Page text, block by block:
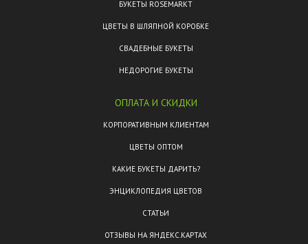
БУКЕТЫ ROSEMARKT
ЦВЕТЫ В ШЛЯПНОЙ КОРОБКЕ
СВАДЕБНЫЕ БУКЕТЫ
НЕДОРОГИЕ БУКЕТЫ
ОПЛАТА И СКИДКИ
КОРПОРАТИВНЫМ КЛИЕНТАМ
ЦВЕТЫ ОПТОМ
КАКИЕ БУКЕТЫ ДАРИТЬ?
ЭНЦИКЛОПЕДИЯ ЦВЕТОВ
СТАТЬИ
ОТЗЫВЫ НА ЯНДЕКС.КАРТАХ